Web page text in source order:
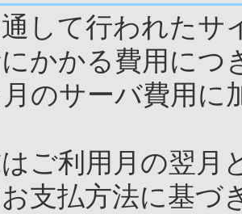
して行われたサ
かかる費用につ
のサーバ費用に
ご利用月の翌月
支払方法に基づ